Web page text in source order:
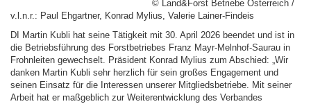
© Land&Forst Betriebe Österreich /
v.l.n.r.: Paul Ehgartner, Konrad Mylius, Valerie Lainer-Findeis
DI Martin Kubli hat seine Tätigkeit mit 30. April 2026 beendet und ist in
die Betriebsführung des Forstbetriebes Franz Mayr-Melnhof-Saurau in
Frohnleiten gewechselt. Präsident Konrad Mylius zum Abschied: „Wir
danken Martin Kubli sehr herzlich für sein großes Engagement und
seinen Einsatz für die Interessen unserer Mitgliedsbetriebe. Mit seiner
Arbeit hat er maßgeblich zur Weiterentwicklung des Verbandes